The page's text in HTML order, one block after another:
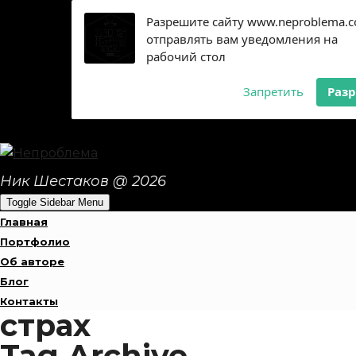
Разрешите сайту
отправлять вам уведомления на
рабочий стол
Запретить
Ник Шестаков @ 2026
Toggle Sidebar Menu
Главная
Портфолио
Об авторе
Блог
Контакты
страх